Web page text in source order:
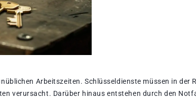
Arbeitszeiten. Schlüsseldienste müssen in der
verursacht. Darüber hinaus entstehen durch den